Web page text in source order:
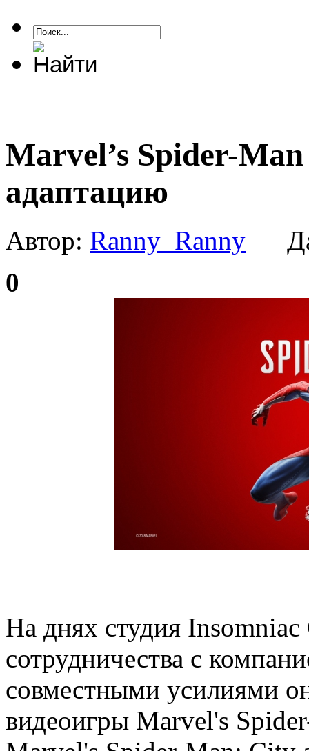
Marvel’s Spider-
адаптацию
Автор: Ranny_Ranny
0
На днях студия Insomniac
сотрудничества с
совместными усилиями
видеоигры Marvel's